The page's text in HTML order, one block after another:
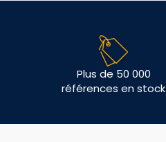
Plus de 50 000
références en stock